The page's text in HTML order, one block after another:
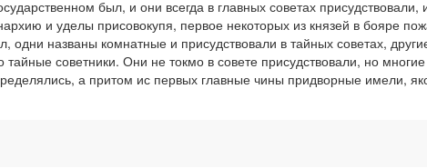
был, и они всегда в главных советах
и уделы присовокупя, первое некоторых из князей в бояре
названы комнатные и присудствовали в тайных советах,
советники. Они не токмо в совете присудствовали, но
а притом ис первых главные чины придворные имели,